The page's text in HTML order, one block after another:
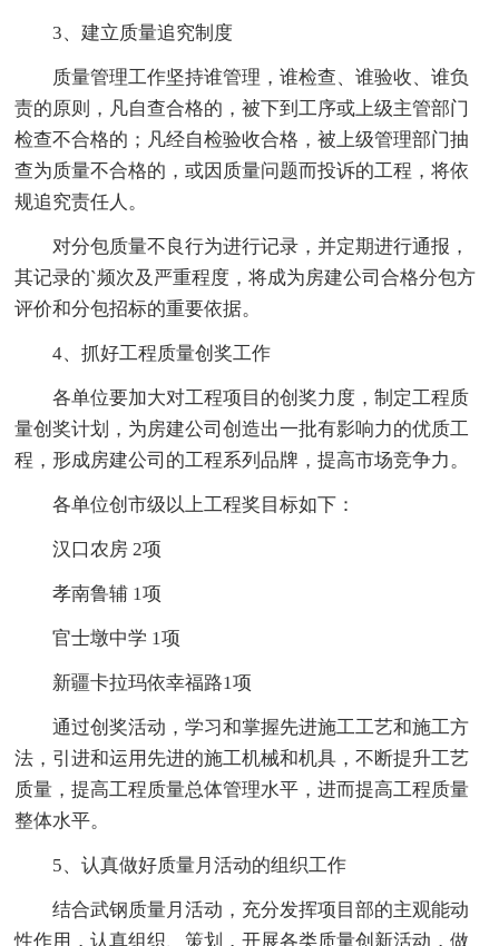
3、建立质量追究制度
质量管理工作坚持谁管理，谁检查、谁验收、谁负
责的原则，凡自查合格的，被下到工序或上级主管部门
检查不合格的；凡经自检验收合格，被上级管理部门抽
查为质量不合格的，或因质量问题而投诉的工程，将依
规追究责任人。
对分包质量不良行为进行记录，并定期进行通报，
其记录的`频次及严重程度，将成为房建公司合格分包方
评价和分包招标的重要依据。
4、抓好工程质量创奖工作
各单位要加大对工程项目的创奖力度，制定工程质
量创奖计划，为房建公司创造出一批有影响力的优质工
程，形成房建公司的工程系列品牌，提高市场竞争力。
各单位创市级以上工程奖目标如下：
汉口农房 2项
孝南鲁辅 1项
官士墩中学 1项
新疆卡拉玛依幸福路1项
通过创奖活动，学习和掌握先进施工工艺和施工方
法，引进和运用先进的施工机械和机具，不断提升工艺
质量，提高工程质量总体管理水平，进而提高工程质量
整体水平。
5、认真做好质量月活动的组织工作
结合武钢质量月活动，充分发挥项目部的主观能动
性作用，认真组织、策划，开展各类质量创新活动，做